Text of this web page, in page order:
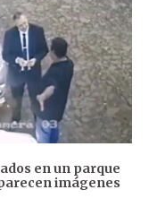
en un parque
imágenes